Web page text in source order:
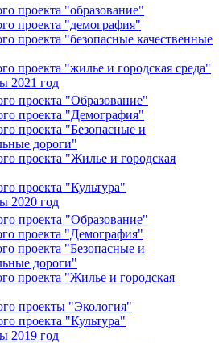
проекта "образование"
проекта "демография"
проекта "безопасные качественные
проекта "жилье и городская среда"
2021 год
проекта "Образование"
проекта "Демография"
проекта "Безопасные и
дороги"
проекта "Жилье и городская
проекта "Культура"
2020 год
проекта "Образование"
проекта "Демография"
проекта "Безопасные и
дороги"
проекта "Жилье и городская
проекты "Экология"
проекта "Культура"
2019 год